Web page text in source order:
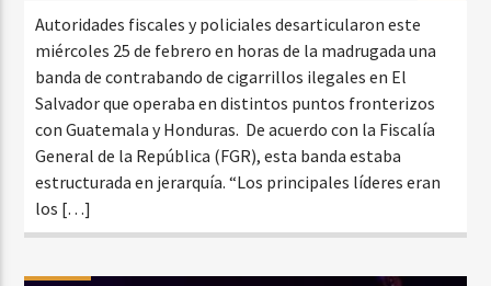
Autoridades fiscales y policiales desarticularon este
miércoles 25 de febrero en horas de la madrugada una
banda de contrabando de cigarrillos ilegales en El
Salvador que operaba en distintos puntos fronterizos
con Guatemala y Honduras. De acuerdo con la Fiscalía
General de la República (FGR), esta banda estaba
estructurada en jerarquía. “Los principales líderes eran
los […]